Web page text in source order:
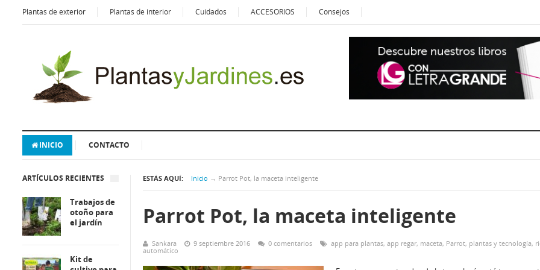
Plantas de exterior Plantas de interior Cuidados ACCESORIOS Consejos
INICIO CONTACTO
ESTÁS AQUÍ: Inicio → Parrot Pot, la maceta inteligente
Parrot Pot, la maceta inteligente
Sankara 9 septiembre 2016 0 comentarios app para plantas, app regar, maceta, Parrot, plantas y tecnología,
automático
ARTÍCULOS RECIENTES
Trabajos de
otoño para
el jardín
Kit de